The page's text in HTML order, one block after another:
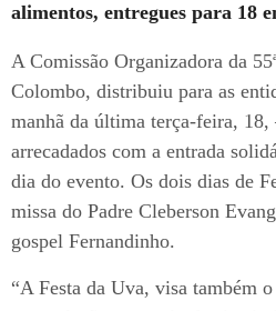
alimentos, entregues para 18
A Comissão Organizadora da
Colombo, distribuiu para as
manhã da última terça-feira, 18,
arrecadados com a entrada
dia do evento. Os dois dias de
missa do Padre Cleberson
gospel Fernandinho.
“A Festa da Uva, visa também